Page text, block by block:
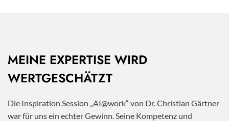
MEINE EXPERTISE WIRD
WERTGESCHÄTZT
Die Inspiration Session „AI@work“ von Dr. Christian Gärtner
war für uns ein echter Gewinn. Seine Kompetenz und